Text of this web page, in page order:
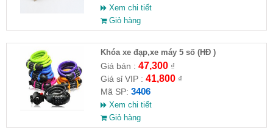
Xem chi tiết
Giỏ hàng
Khóa xe đạp,xe máy 5 số (HĐ )
Giá bán : 47,300₫
Giá sỉ VIP : 41,800₫
Mã SP: 3406
Xem chi tiết
Giỏ hàng